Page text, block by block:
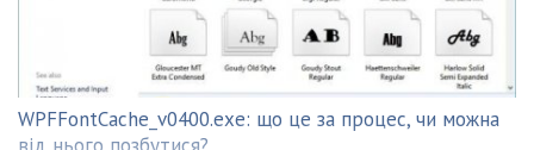
WPFFontCache_v0400.exe: що це за процес, чи можна